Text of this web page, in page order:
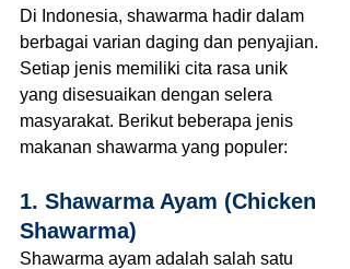
Di Indonesia, shawarma hadir dalam
berbagai varian daging dan penyajian.
Setiap jenis memiliki cita rasa unik
yang disesuaikan dengan selera
masyarakat. Berikut beberapa jenis
makanan shawarma yang populer:
1. Shawarma Ayam (Chicken
Shawarma)
Shawarma ayam adalah salah satu